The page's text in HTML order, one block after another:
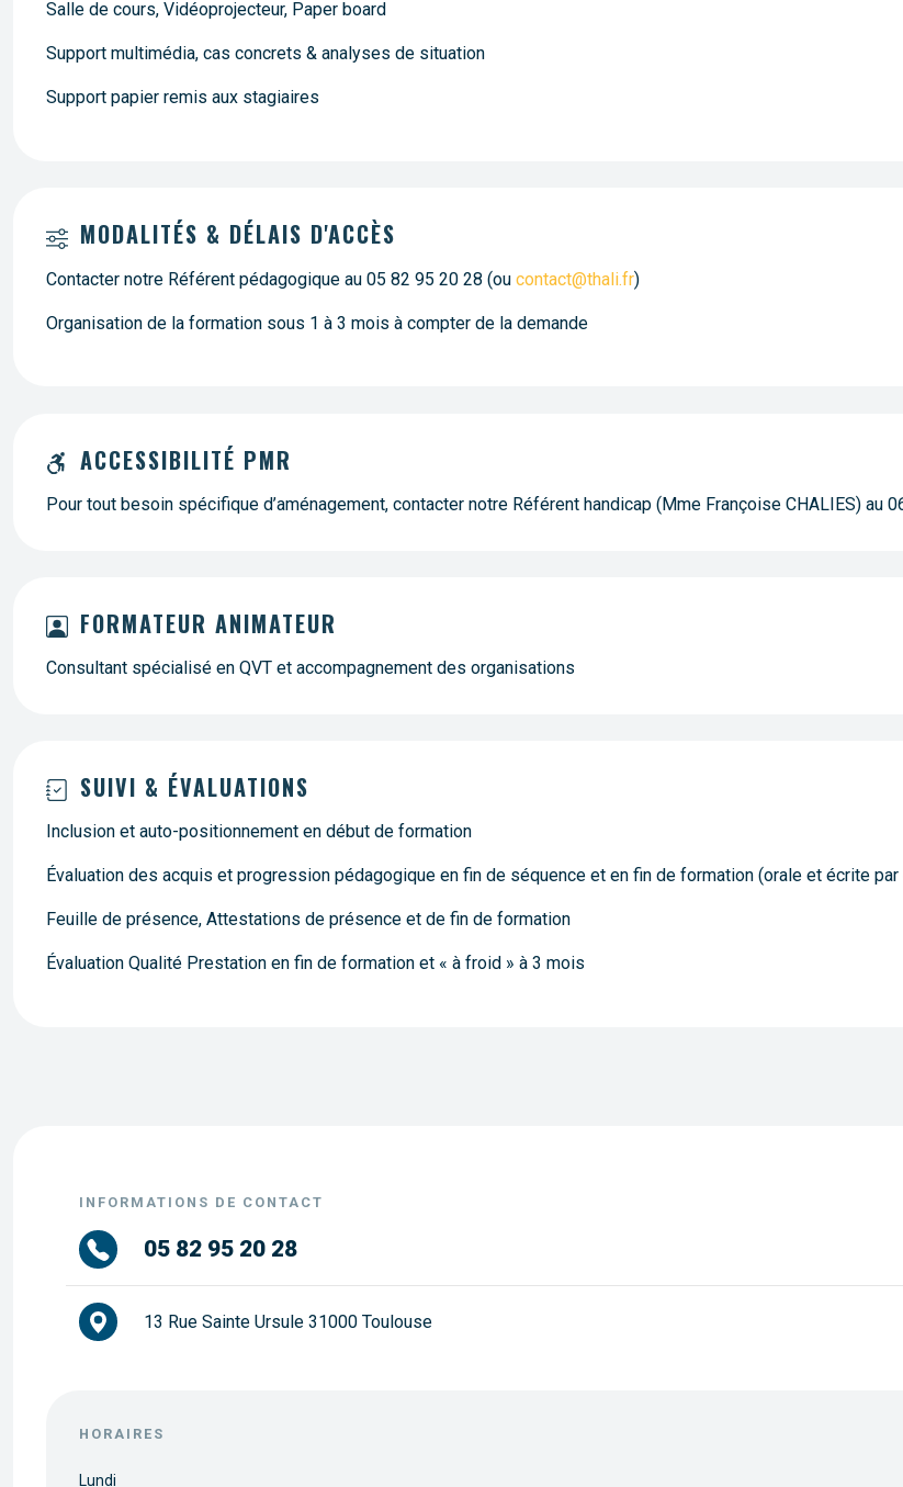
Salle de cours, Vidéoprojecteur, Paper board
Support multimédia, cas concrets & analyses de situation
Support papier remis aux stagiaires
MODALITÉS & DÉLAIS D'ACCÈS
Contacter notre Référent pédagogique au 05 82 95 20 28 (ou contact@thali.fr)
Organisation de la formation sous 1 à 3 mois à compter de la demande
ACCESSIBILITÉ PMR
Pour tout besoin spécifique d’aménagement, contacter notre Référent handicap (Mme Françoise CHALIES) au
FORMATEUR ANIMATEUR
Consultant spécialisé en QVT et accompagnement des organisations
SUIVI & ÉVALUATIONS
Inclusion et auto-positionnement en début de formation
Évaluation des acquis et progression pédagogique en fin de séquence et en fin de formation (orale et écrite
Feuille de présence, Attestations de présence et de fin de formation
Évaluation Qualité Prestation en fin de formation et « à froid » à 3 mois
INFORMATIONS DE CONTACT
05 82 95 20 28
13 Rue Sainte Ursule 31000 Toulouse
HORAIRES
Lundi